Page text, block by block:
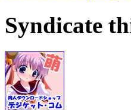
Syndicate